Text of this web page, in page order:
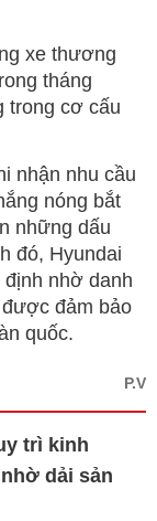
xe thương
tháng
trong cơ cấu
nhận nhu cầu
nóng bắt
những dấu
đó, Hyundai
nhờ danh
đảm bảo
quốc.
P.V
trì kinh
dải sản